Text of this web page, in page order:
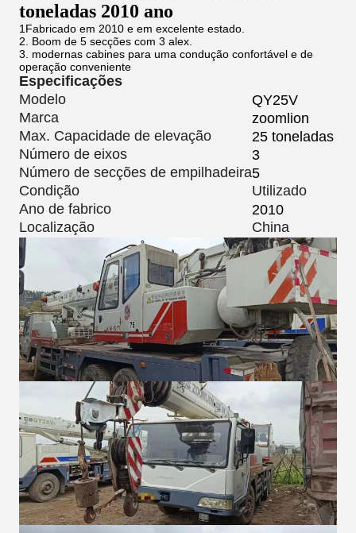
toneladas 2010 ano
1Fabricado em 2010 e em excelente estado.
2. Boom de 5 secções com 3 alex.
3. modernas cabines para uma condução confortável e de
operação conveniente
Especificações
Modelo
QY25V
Marca
zoomlion
Max. Capacidade de elevação
25 toneladas
Número de eixos
3
Número de secções de empilhadeira5
Condição
Utilizado
Ano de fabrico
2010
Localização
China